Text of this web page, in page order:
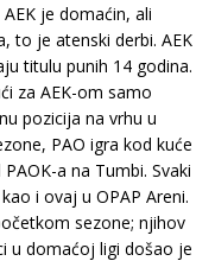
je domaćin, ali
to je atenski derbi. AEK
titulu punih 14 godina.
za AEK-om samo
pozicija na vrhu u
PAO igra kod kuće
a na Tumbi. Svaki
i ovaj u OPAP Areni.
sezone; njihov
u domaćoj ligi došao je